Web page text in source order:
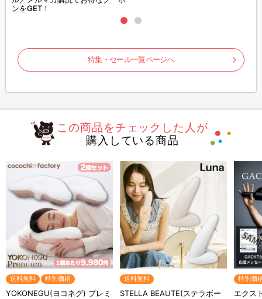
ンをGET！
特集・セール一覧ページへ
この商品をチェックした人が
購入している商品
送料無料 特別価格
YOKONEGU(ヨコネグ) プレミ
送料無料
STELLA BEAUTE(ステラボー
特別価
エクス